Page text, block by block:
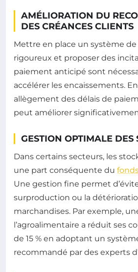
AMÉLIORATION DU
DES CRÉANCES CLIENTS
Mettre en place un système de
rigoureux et proposer des
paiement anticipé sont
accélérer les encaissements.
allègement des délais de
peut améliorer
GESTION OPTIMALE DES
Dans certains secteurs, les
une part conséquente du
Une gestion fine permet
surproduction ou la
marchandises. Par exemple,
l’agroalimentaire a réduit ses
de 15 % en adoptant un
recommandé par des experts